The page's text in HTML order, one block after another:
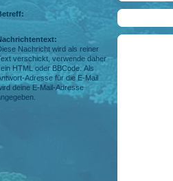
Nachricht wird als reiner
verschickt, verwende daher
HTML oder BBCode. Als
Adresse für die E-Mail
deine E-Mail-Adresse